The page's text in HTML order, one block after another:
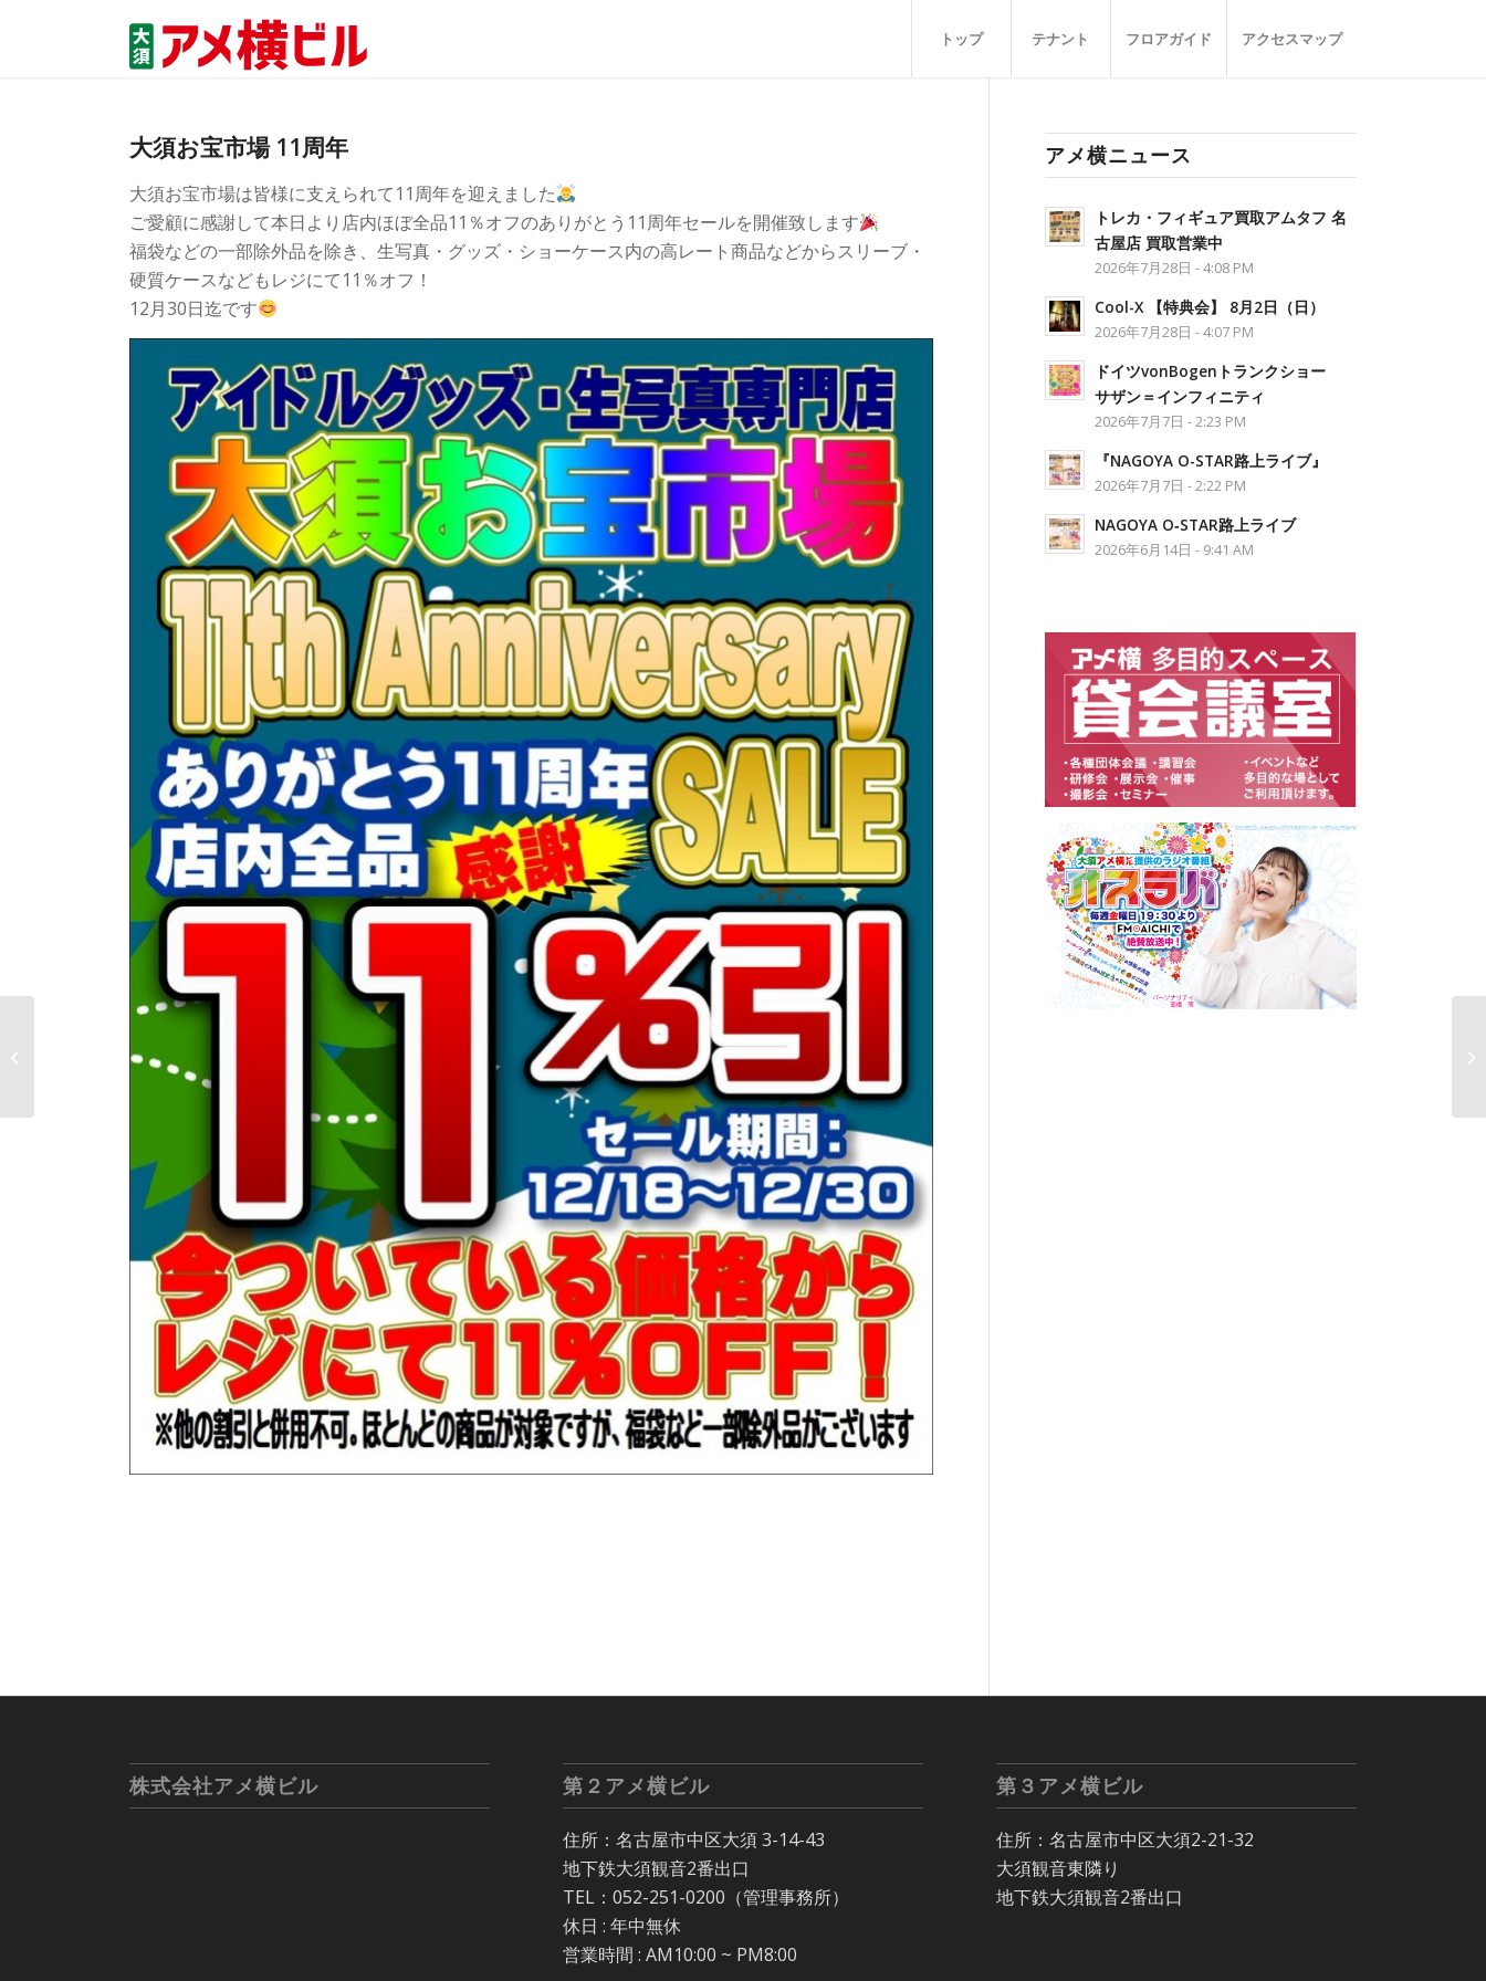
トップ テナント フロアガイド アクセスマップ
大須お宝市場 11周年
大須お宝市場は皆様に支えられて11周年を迎えました
ご愛顧に感謝して本日より店内ほぼ全品11％オフのありがとう11周年セールを開催致します
福袋などの一部除外品を除き、生写真・グッズ・ショーケース内の高レート商品などからスリーブ・
硬質ケースなどもレジにて11％オフ！
12月30日迄です
アメ横ニュース
トレカ・フィギュア買取アムタフ 名
古屋店 買取営業中
2026年7月28日 - 4:08 PM
Cool-X 【特典会】 8月2日（日）
2026年7月28日 - 4:07 PM
ドイツvonBogenトランクショー
サザン＝インフィニティ
2026年7月7日 - 2:23 PM
『NAGOYA O-STAR路上ライブ』
2026年7月7日 - 2:22 PM
NAGOYA O‐STAR路上ライブ
2026年6月14日 - 9:41 AM
株式会社アメ横ビル 第２アメ横ビル
住所：名古屋市中区大須 3-14-43
地下鉄大須観音2番出口
TEL：052-251-0200（管理事務所）
休日 : 年中無休
営業時間 : AM10:00 ~ PM8:00
第３アメ横ビル
住所：名古屋市中区大須2-21-32
大須観音東隣り
地下鉄大須観音2番出口
営業時間のお知らせ